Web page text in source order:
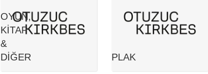
OYUN,
KITAP
&
DIĞER
PLAK